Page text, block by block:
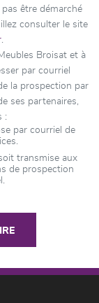
être démarché
consulter le site
.
Broisat et à
par courriel
la prospection par
ses partenaires,
:
par courriel de
transmise aux
de prospection